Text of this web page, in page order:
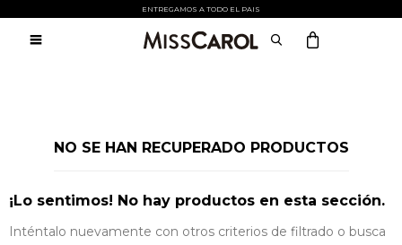
Este
cuenta
ENTREGAMOS A TODO EL PAIS

NO SE HAN RECUPERADO PRODUCTOS
¡Lo sentimos! No hay productos en esta sección.
Inténtalo nuevamente con otros criterios de filtrado o busca